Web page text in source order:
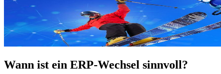
Wann ist ein ERP-Wechsel sinnvoll?